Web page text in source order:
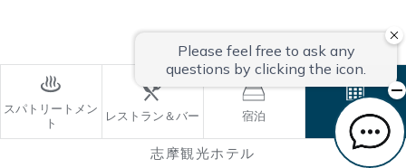
スパトリートメン
ト
レストラン＆バー 宿泊 ご予約
志摩観光ホテル